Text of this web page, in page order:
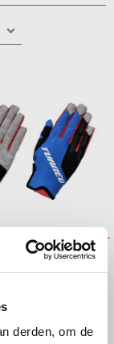
derden, om de
ROAD GLOVES